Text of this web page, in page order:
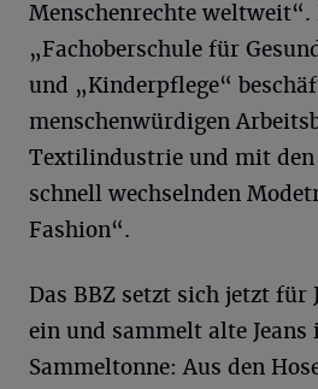
Menschenrechte weltweit“.
„Fachoberschule für
und „Kinderpflege“
menschenwürdigen
Textilindustrie und mit den
schnell wechselnden
Fashion“.
Das BBZ setzt sich jetzt für
ein und sammelt alte Jeans
Sammeltonne: Aus den